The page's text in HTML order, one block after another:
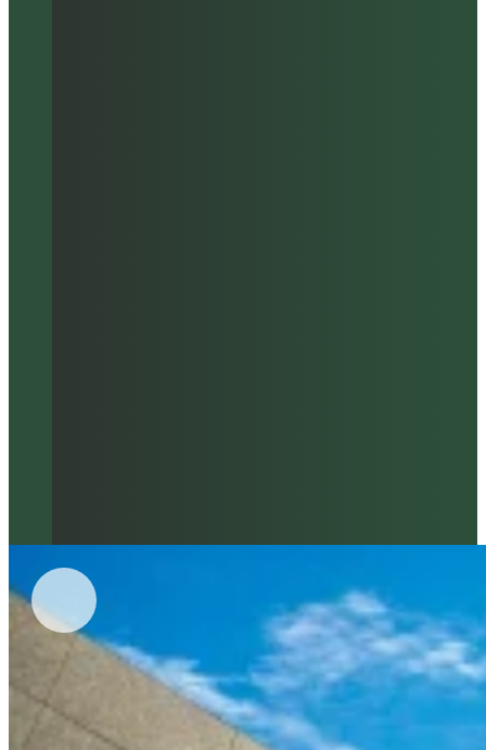
Porquê escolher-nos?
Sobre a SUMEC Building
Material